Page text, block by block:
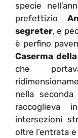
specie
prefettizio
segreter, e
è perfino
Caserma
che
nella
raccoglieva
intersezioni
oltre l’entrata